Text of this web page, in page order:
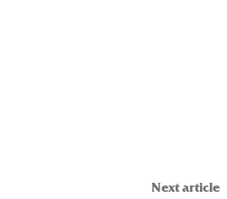
Next article